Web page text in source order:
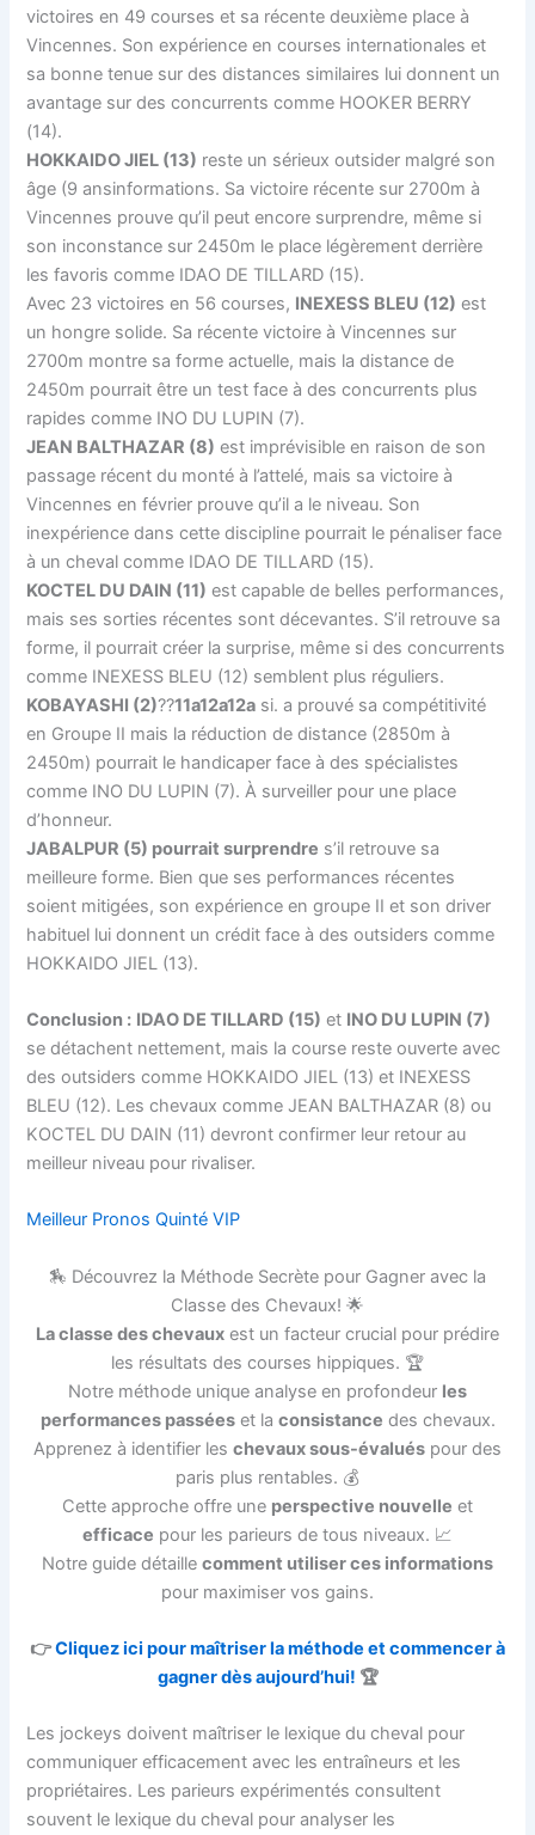
victoires en 49 courses et sa récente deuxième place à
Vincennes. Son expérience en courses internationales et
sa bonne tenue sur des distances similaires lui donnent un
avantage sur des concurrents comme HOOKER BERRY
(14).
HOKKAIDO JIEL (13) reste un sérieux outsider malgré son
âge (9 ansinformations. Sa victoire récente sur 2700m à
Vincennes prouve qu’il peut encore surprendre, même si
son inconstance sur 2450m le place légèrement derrière
les favoris comme IDAO DE TILLARD (15).
Avec 23 victoires en 56 courses, INEXESS BLEU (12) est
un hongre solide. Sa récente victoire à Vincennes sur
2700m montre sa forme actuelle, mais la distance de
2450m pourrait être un test face à des concurrents plus
rapides comme INO DU LUPIN (7).
JEAN BALTHAZAR (8) est imprévisible en raison de son
passage récent du monté à l’attelé, mais sa victoire à
Vincennes en février prouve qu’il a le niveau. Son
inexpérience dans cette discipline pourrait le pénaliser face
à un cheval comme IDAO DE TILLARD (15).
KOCTEL DU DAIN (11) est capable de belles performances,
mais ses sorties récentes sont décevantes. S’il retrouve sa
forme, il pourrait créer la surprise, même si des concurrents
comme INEXESS BLEU (12) semblent plus réguliers.
KOBAYASHI (2)??11a12a12a si. a prouvé sa compétitivité
en Groupe II mais la réduction de distance (2850m à
2450m) pourrait le handicaper face à des spécialistes
comme INO DU LUPIN (7). À surveiller pour une place
d’honneur.
JABALPUR (5) pourrait surprendre s’il retrouve sa
meilleure forme. Bien que ses performances récentes
soient mitigées, son expérience en groupe II et son driver
habituel lui donnent un crédit face à des outsiders comme
HOKKAIDO JIEL (13).
Conclusion : IDAO DE TILLARD (15) et INO DU LUPIN (7)
se détachent nettement, mais la course reste ouverte avec
des outsiders comme HOKKAIDO JIEL (13) et INEXESS
BLEU (12). Les chevaux comme JEAN BALTHAZAR (8) ou
KOCTEL DU DAIN (11) devront confirmer leur retour au
meilleur niveau pour rivaliser.
Meilleur Pronos Quinté VIP
🏇 Découvrez la Méthode Secrète pour Gagner avec la
Classe des Chevaux! 🌟
La classe des chevaux est un facteur crucial pour prédire
les résultats des courses hippiques. 🏆
Notre méthode unique analyse en profondeur les
performances passéeset la consistance des chevaux.
Apprenez à identifier les chevaux sous-évalués pour des
paris plus rentables. 💰
Cette approche offre une perspective nouvelle et
efficace pour les parieurs de tous niveaux. 📈
Notre guide détaille comment utiliser ces informations
pour maximiser vos gains.
👉Cliquez ici pour maîtriser la méthode et commencer à
gagner dès aujourd’hui! 🏆
Les jockeys doivent maîtriser le lexique du cheval pour
communiquer efficacement avec les entraîneurs et les
propriétaires. Les parieurs expérimentés consultent
souvent le lexique du cheval pour analyser les